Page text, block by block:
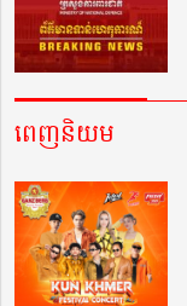
ពេញនិយម